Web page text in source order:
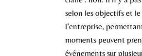
selon les objectifs et
l’entreprise,
moments peuvent
événements sur